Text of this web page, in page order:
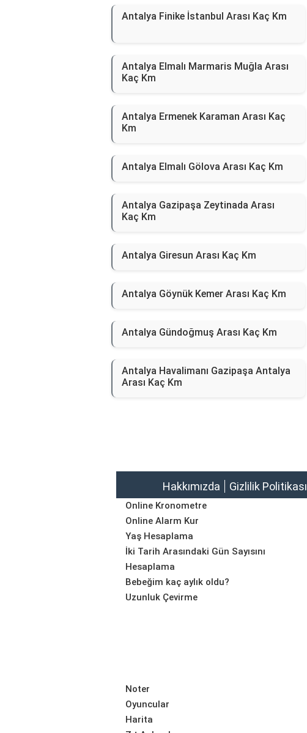
Antalya Finike İstanbul Arası Kaç Km
Antalya Elmalı Marmaris Muğla Arası
Kaç Km
Antalya Ermenek Karaman Arası Kaç
Km
Antalya Elmalı Gölova Arası Kaç Km
Antalya Gazipaşa Zeytinada Arası
Kaç Km
Antalya Giresun Arası Kaç Km
Antalya Göynük Kemer Arası Kaç Km
Antalya Gündoğmuş Arası Kaç Km
Antalya Havalimanı Gazipaşa Antalya
Arası Kaç Km
Hakkımızda Gizlilik Politikası
Online Kronometre
Online Alarm Kur
Yaş Hesaplama
İki Tarih Arasındaki Gün Sayısını
Hesaplama
Bebeğim kaç aylık oldu?
Uzunluk Çevirme
Noter
Oyuncular
Harita